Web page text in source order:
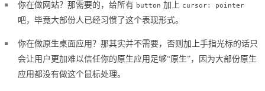
你在做网站？那需要的，给所有 button 加上 cursor: pointer
吧，毕竟大部份人已经习惯了这个表现形式。
你在做原生桌面应用？那其实并不需要，否则加上手指光标的话只
会让用户更加难以信任你的原生应用足够“原生”，因为大部份原生
应用都没有做这个鼠标处理。